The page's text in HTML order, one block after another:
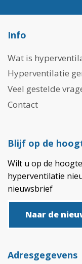
Info
Wat is
Hyperventilatie
Veel gestelde
Contact
Blijf op de
Wilt u op de
hyperventilatie
nieuwsbrief
Naar de
Adresgegevens